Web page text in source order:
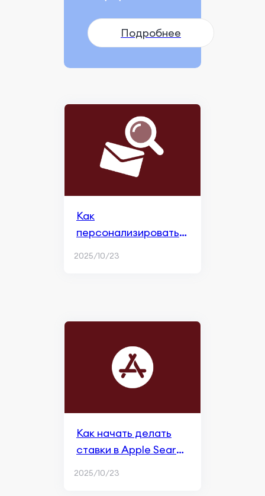
Подробнее
Как
персонализировать
2025/10/23
Как начать делать
ставки в Apple Search
2025/10/23